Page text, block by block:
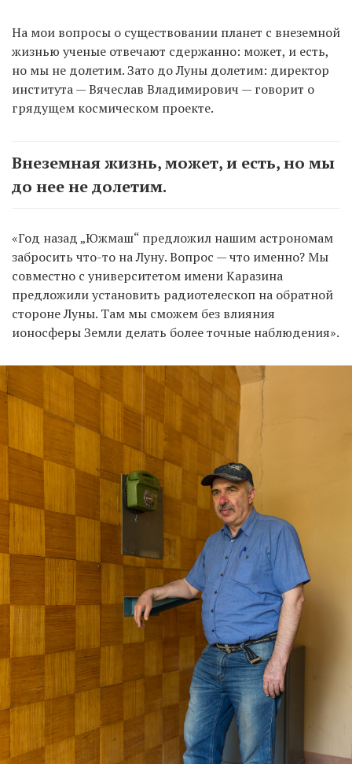
На мои вопросы о существовании планет с внеземной
жизнью ученые отвечают сдержанно: может, и есть,
но мы не долетим. Зато до Луны долетим: директор
института — Вячеслав Владимирович — говорит о
грядущем космическом проекте.
Внеземная жизнь, может, и есть, но мы
до нее не долетим.
«Год назад „Южмаш“ предложил нашим астрономам
забросить что-то на Луну. Вопрос — что именно? Мы
совместно с университетом имени Каразина
предложили установить радиотелескоп на обратной
стороне Луны. Там мы сможем без влияния
ионосферы Земли делать более точные наблюдения».